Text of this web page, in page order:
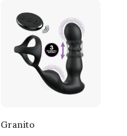
Granito